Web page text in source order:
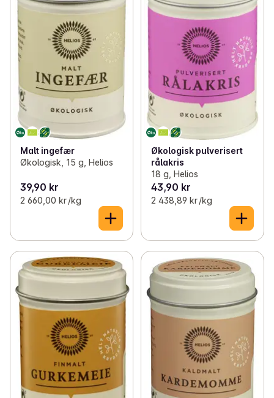
Malt ingefær
Økologisk, 15 g, Helios
39,90 kr
2 660,00 kr /kg
Økologisk pulverisert
rålakris
18 g, Helios
43,90 kr
2 438,89 kr /kg